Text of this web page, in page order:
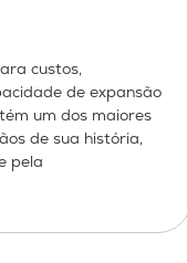
custos,
de expansão
um dos maiores
de sua história,
pela